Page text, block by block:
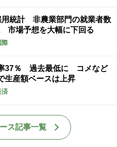
用統計 非農業部門の就業者数
市場予想を大幅に下回る
際
37％ 過去最低に コメなど
生産額ベースは上昇
済
ス記事一覧